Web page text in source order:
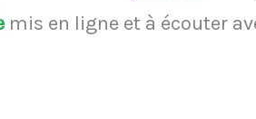
mis en ligne et à écouter